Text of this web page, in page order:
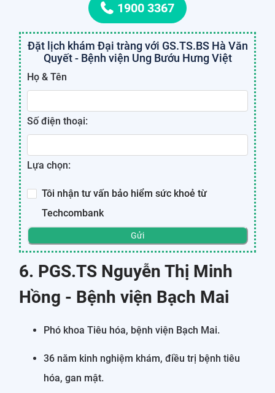
1900 3367
Đặt lịch khám Đại tràng với GS.TS.BS Hà Văn
Quyết - Bệnh viện Ung Bướu Hưng Việt
Họ & Tên
Số điện thoại:
Lựa chọn:
Tôi nhận tư vấn bảo hiểm sức khoẻ từ
Techcombank
Gửi
6. PGS.TS Nguyễn Thị Minh
Hồng - Bệnh viện Bạch Mai
Phó khoa Tiêu hóa, bệnh viện Bạch Mai.
36 năm kinh nghiệm khám, điều trị bệnh tiêu
hóa, gan mật.